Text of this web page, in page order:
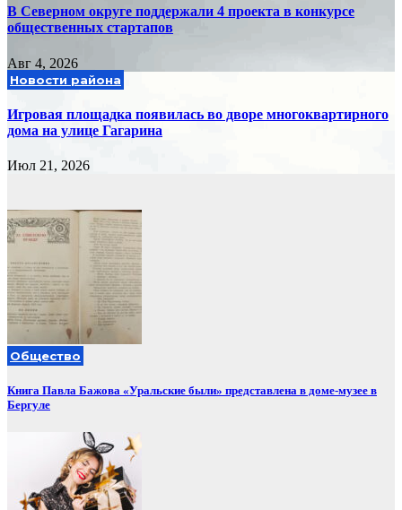
В Северном округе поддержали 4 проекта в конкурсе
общественных стартапов
Авг 4, 2026
Новости района
Игровая площадка появилась во дворе многоквартирного
дома на улице Гагарина
Июл 21, 2026
Общество
Книга Павла Бажова «Уральские были» представлена в доме-музее в
Бергуле